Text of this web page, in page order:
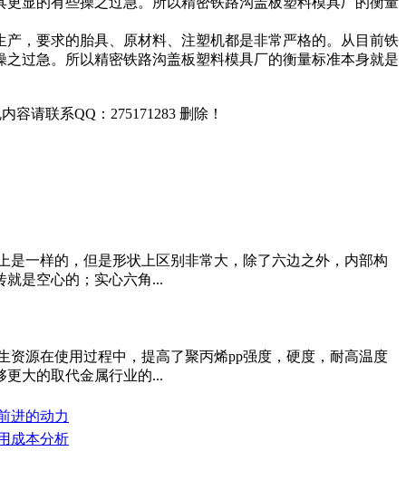
，要求的胎具、原材料、注塑机都是非常严格的。从目前铁
过急。所以精密铁路沟盖板塑料模具厂的衡量标准本身就是
请联系QQ：275171283 删除！
一样的，但是形状上区别非常大，除了六边之外，内部构
是空心的；实心六角...
源在使用过程中，提高了聚丙烯pp强度，硬度，耐高温度
大的取代金属行业的...
进的动力
成本分析